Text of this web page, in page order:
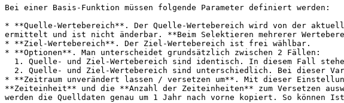
Bei einer Basis-Funktion müssen folgende Parameter definiert werden:
* **Quelle-Wertebereich**. Der Quelle-Wertebereich wird von der
ermittelt und ist nicht änderbar. **Beim Selektieren mehrerer
* **Ziel-Wertebereich**. Der Ziel-Wertebereich ist frei wählbar.
* **Optionen**. Man unterscheidet grundsätzlich zwischen 2 Fällen:
* **Zeitraum unverändert lassen / versetzen um**. Mit dieser
**Zeiteinheit** und die **Anzahl der Zeiteinheiten** zum Versetzen
werden die Quelldaten genau um 1 Jahr nach vorne kopiert. So können